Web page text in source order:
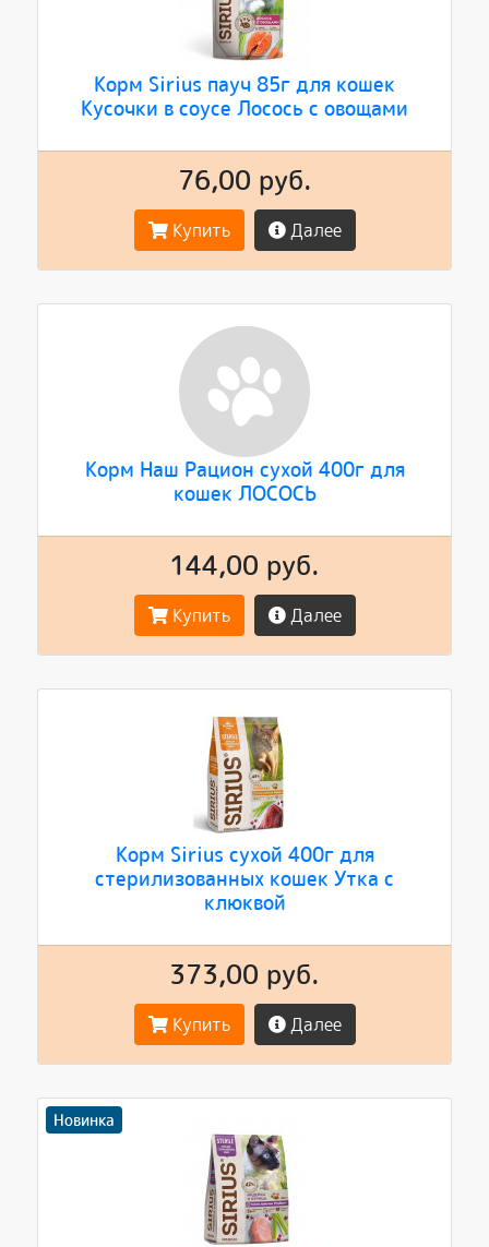
Корм Sirius пауч 85г для кошек
Кусочки в соусе Лосось с овощами
76,00 руб.
Купить Далее
Корм Наш Рацион сухой 400г для
кошек ЛОСОСЬ
144,00 руб.
Купить Далее
Корм Sirius сухой 400г для
стерилизованных кошек Утка с
клюквой
373,00 руб.
Купить Далее
Новинка